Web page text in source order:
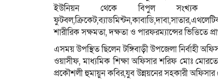
ইউনিয়ন থেকে বিপুল সংখ্যক
শারীরিক সক্ষমতা, দক্ষতা ও পারফরম্যান্সের ভিত্তিতে
এসময় উপস্থিত ছিলেন টঙ্গিবাড়ী উপজেলা নির্বাহী
ওয়াসীফ, মাধ্যমিক শিক্ষা অফিসার শরিফ মোঃ
প্রকৌশলী হুমায়ুন কবির,যুব উন্নয়নের সহকারী